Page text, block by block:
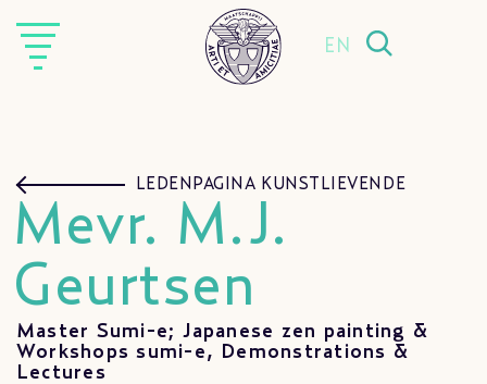
EN
LEDENPAGINA KUNSTLIEVENDE
Mevr. M.J.
Geurtsen
Master Sumi-e; Japanese zen painting &
Workshops sumi-e, Demonstrations &
Lectures